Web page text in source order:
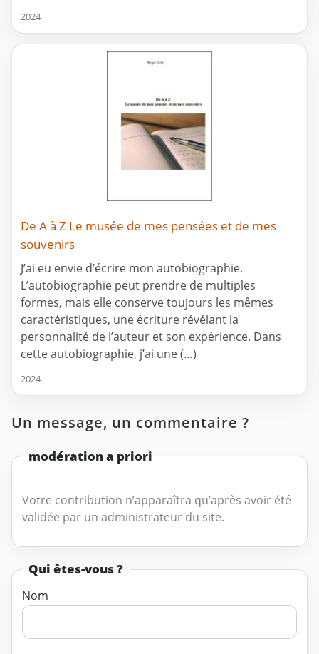
2024
De A à Z Le musée de mes pensées et de mes
souvenirs
J’ai eu envie d’écrire mon autobiographie.
L’autobiographie peut prendre de multiples
formes, mais elle conserve toujours les mêmes
caractéristiques, une écriture révélant la
personnalité de l’auteur et son expérience. Dans
cette autobiographie, j’ai une (…)
2024
Un message, un commentaire ?
modération a priori
Votre contribution n’apparaîtra qu’après avoir été
validée par un administrateur du site.
Qui êtes-vous ?
Nom